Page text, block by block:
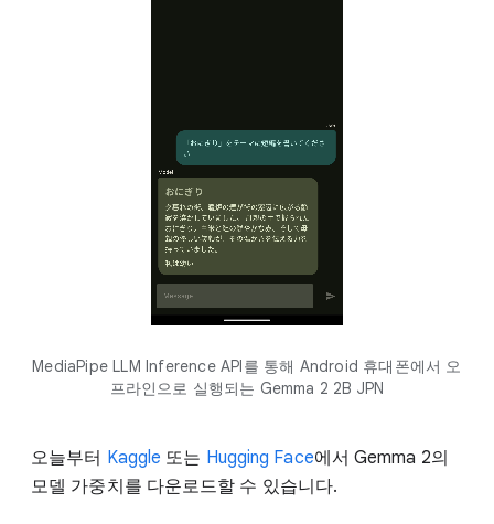
MediaPipe LLM Inference API를 통해 Android 휴대폰에서 오
프라인으로 실행되는 Gemma 2 2B JPN
오늘부터 Kaggle 또는 Hugging Face에서 Gemma 2의
모델 가중치를 다운로드할 수 있습니다.